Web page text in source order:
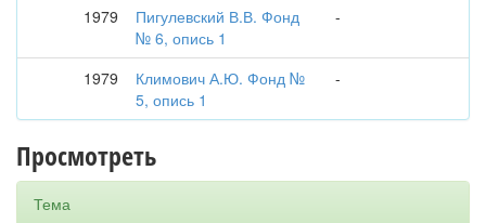
1979
Пигулевский В.В. Фонд
№ 6, опись 1
-
1979
Климович А.Ю. Фонд №
5, опись 1
-
Просмотреть
Тема